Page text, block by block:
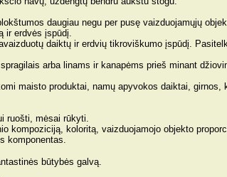
daugiau negu per pusę vaizduojamųjų
ir erdvės įspūdį.
daiktų ir erdvių tikroviškumo įspūdį.
arba linams ir kanapėms prieš minant
maisto produktai, namų apyvokos daiktai,
ruošti, mėsai rūkyti.
kompoziciją, koloritą, vaizduojamojo objekto
komponentas.
būtybės galvą.